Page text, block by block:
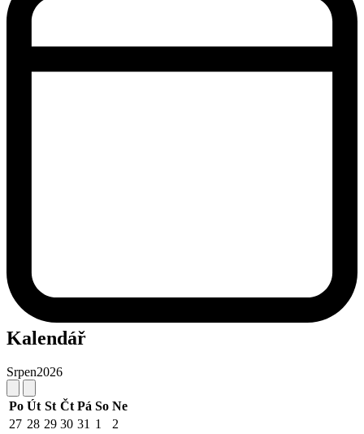
Kalendář
Srpen2026
Po Út St Čt Pá So Ne
27 28 29 30 31 1
2